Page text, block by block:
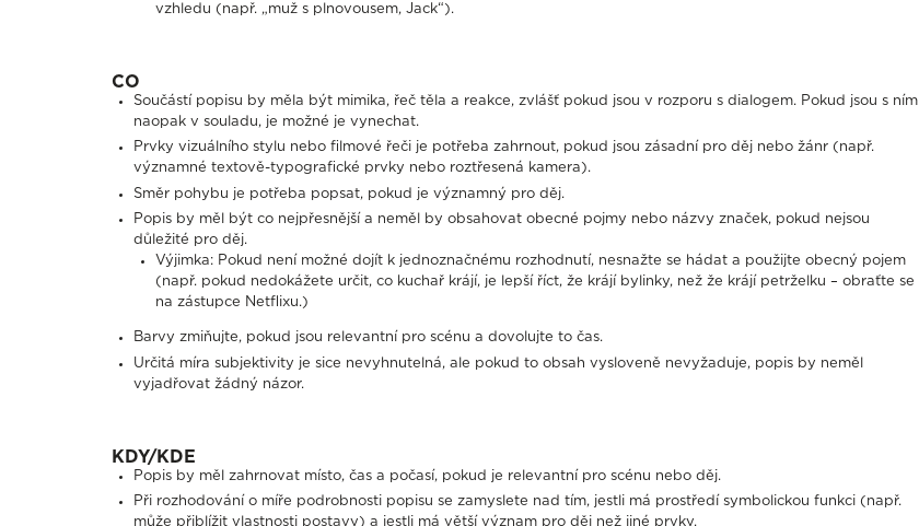
vzhledu (např. „muž s plnovousem, Jack“).
CO
Součástí popisu by měla být mimika, řeč těla a reakce, zvlášť pokud jsou v rozporu s dialogem. Pokud jsou s ním
naopak v souladu, je možné je vynechat.
Prvky vizuálního stylu nebo filmové řeči je potřeba zahrnout, pokud jsou zásadní pro děj nebo žánr (např.
významné textově-typografické prvky nebo roztřesená kamera).
Směr pohybu je potřeba popsat, pokud je významný pro děj.
Popis by měl být co nejpřesnější a neměl by obsahovat obecné pojmy nebo názvy značek, pokud nejsou
důležité pro děj.
Výjimka: Pokud není možné dojít k jednoznačnému rozhodnutí, nesnažte se hádat a použijte obecný pojem
(např. pokud nedokážete určit, co kuchař krájí, je lepší říct, že krájí bylinky, než že krájí petrželku – obraťte se
na zástupce Netflixu.)
Barvy zmiňujte, pokud jsou relevantní pro scénu a dovolujte to čas.
Určitá míra subjektivity je sice nevyhnutelná, ale pokud to obsah vysloveně nevyžaduje, popis by neměl
vyjadřovat žádný názor.
KDY/KDE
Popis by měl zahrnovat místo, čas a počasí, pokud je relevantní pro scénu nebo děj.
Při rozhodování o míře podrobnosti popisu se zamyslete nad tím, jestli má prostředí symbolickou funkci (např.
může přiblížit vlastnosti postavy) a jestli má větší význam pro děj než jiné prvky.